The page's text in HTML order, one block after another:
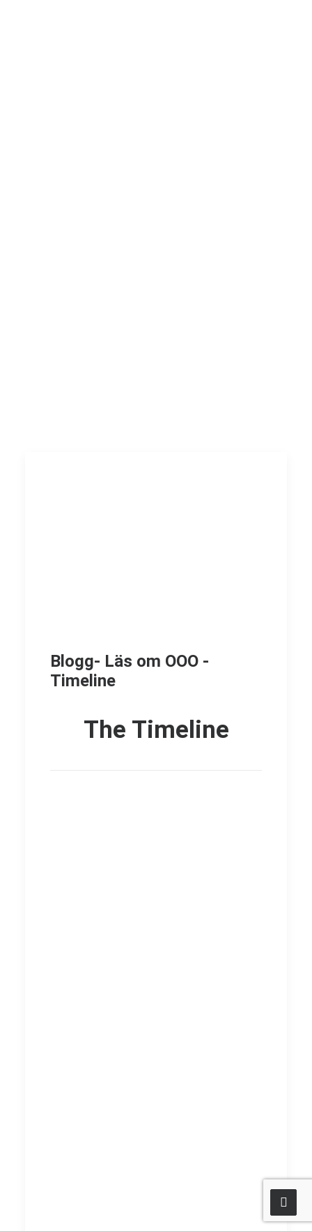
Blogg- Läs om OOO -
Timeline
The Timeline